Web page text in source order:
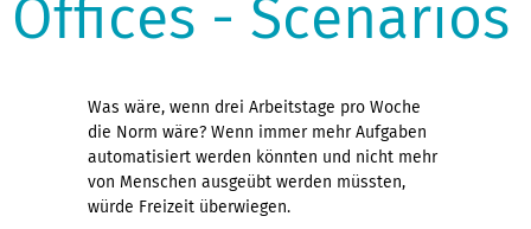
Offices - Scenarios
Was wäre, wenn drei Arbeitstage pro Woche
die Norm wäre? Wenn immer mehr Aufgaben
automatisiert werden könnten und nicht mehr
von Menschen ausgeübt werden müssten,
würde Freizeit überwiegen.